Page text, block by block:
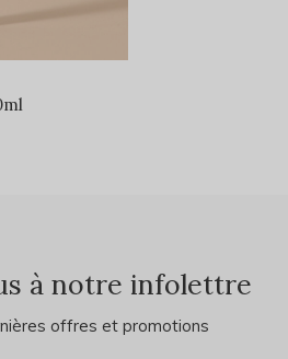
à notre infolettre
offres et promotions